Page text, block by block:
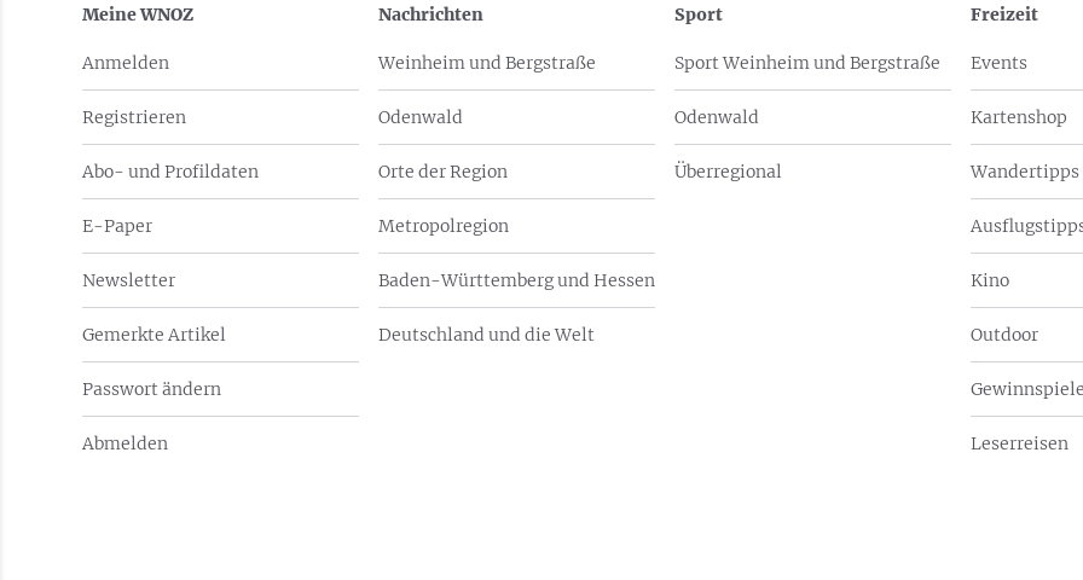
Meine WNOZ
Anmelden
Registrieren
Abo- und Profildaten
E-Paper
Newsletter
Gemerkte Artikel
Passwort ändern
Abmelden
Nachrichten
Weinheim und Bergstraße
Odenwald
Orte der Region
Metropolregion
Baden-Württemberg und Hessen
Deutschland und die Welt
Sport
Sport Weinheim und Bergstraße
Odenwald
Überregional
Freizeit
Events
Kartenshop
Wandertipps
Kino
Outdoor
Gewinnspiele
Leserreisen